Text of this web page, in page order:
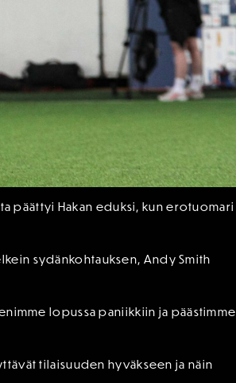
päättyi Hakan eduksi, kun erotuomari
sydänkohtauksen, Andy Smith
lopussa paniikkiin ja päästimme
tilaisuuden hyväkseen ja näin